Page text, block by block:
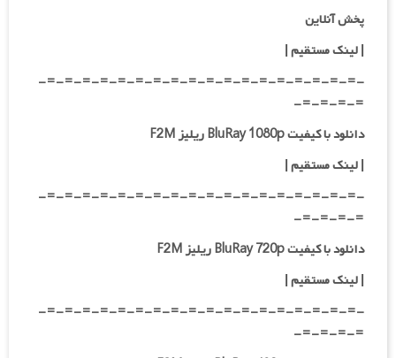
پخش آنلاین
| لینک مستقیم |
-=-=-=-=-=-=-=-=-=-=-=-=-=-=-=-=-=-=-
=-=-=-=-
دانلود با کیفیت BluRay 1080p ریلیز F2M
| لینک مستقیم |
-=-=-=-=-=-=-=-=-=-=-=-=-=-=-=-=-=-=-
=-=-=-=-
دانلود با کیفیت BluRay 720p ریلیز F2M
| لینک مستقیم |
-=-=-=-=-=-=-=-=-=-=-=-=-=-=-=-=-=-=-
=-=-=-=-